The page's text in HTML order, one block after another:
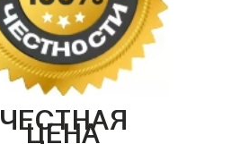
ЧЕСТНАЯ
ЦЕНА